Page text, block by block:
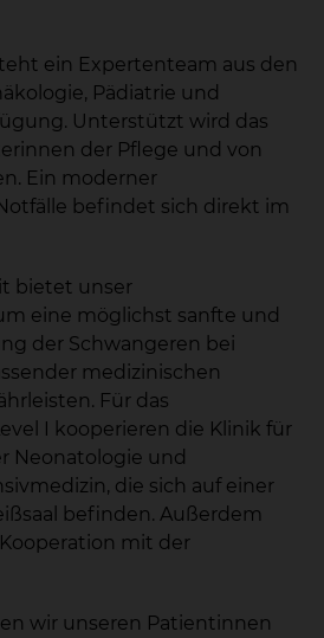
ein Expertenteam aus den
Pädiatrie und
Unterstützt wird das
der Pflege und von
Ein moderner
befindet sich direkt im
bietet unser
eine möglichst sanfte und
der Schwangeren bei
medizinischen
Für das
I kooperieren die Klinik für
Neonatologie und
die sich auf einer
befinden. Außerdem
mit der
wir unseren Patientinnen